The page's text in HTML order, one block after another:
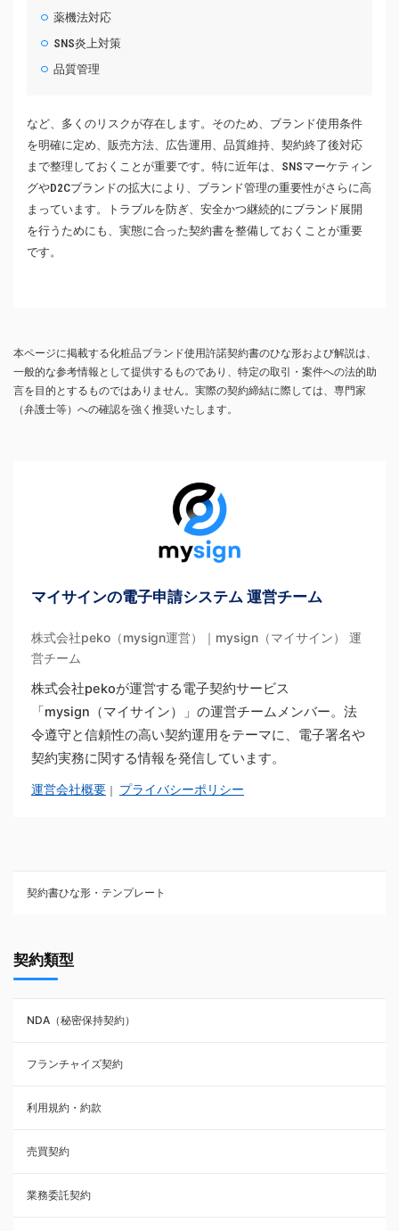
薬機法対応
SNS炎上対策
品質管理
など、多くのリスクが存在します。そのため、ブランド使用条件
を明確に定め、販売方法、広告運用、品質維持、契約終了後対応
まで整理しておくことが重要です。特に近年は、SNSマーケティン
グやD2Cブランドの拡大により、ブランド管理の重要性がさらに高
まっています。トラブルを防ぎ、安全かつ継続的にブランド展開
を行うためにも、実態に合った契約書を整備しておくことが重要
です。
本ページに掲載する化粧品ブランド使用許諾契約書のひな形および解説は、
一般的な参考情報として提供するものであり、特定の取引・案件への法的助
言を目的とするものではありません。実際の契約締結に際しては、専門家
（弁護士等）への確認を強く推奨いたします。
マイサインの電子申請システム 運営チーム
株式会社peko（mysign運営）｜mysign（マイサイン） 運
営チーム
株式会社pekoが運営する電子契約サービス
「mysign（マイサイン）」の運営チームメンバー。法
令遵守と信頼性の高い契約運用をテーマに、電子署名や
契約実務に関する情報を発信しています。
運営会社概要 ｜ プライバシーポリシー
契約書ひな形・テンプレート
NDA（秘密保持契約）
業務委託契約
利用規約・約款
覚書・合意書・同意書
承諾書
雇用契約
契約類型
NDA（秘密保持契約）
フランチャイズ契約
利用規約・約款
売買契約
業務委託契約